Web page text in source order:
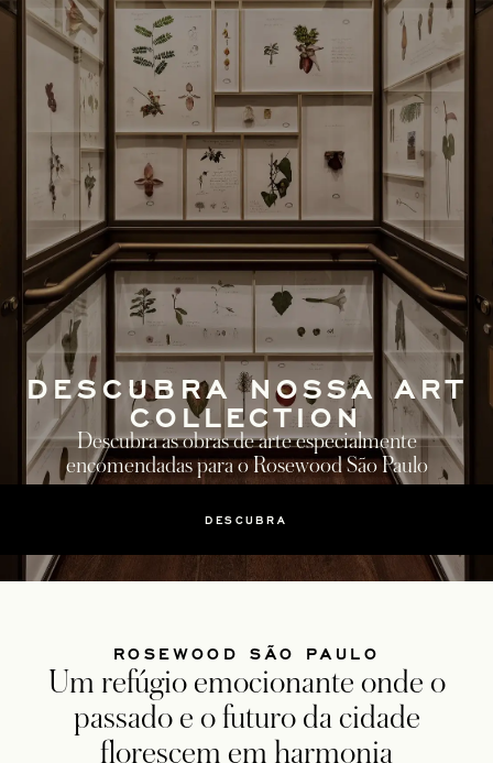
DESCUBRA
DESCUBRA NOSSA ART
COLLECTION
Descubra as obras de arte especialmente
encomendadas para o Rosewood São Paulo
ROSEWOOD SÃO PAULO
Um refúgio emocionante onde o
passado e o futuro da cidade
florescem em harmonia